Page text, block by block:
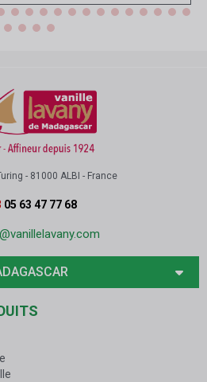
- 81000 ALBI - France
05 63 47 77 68